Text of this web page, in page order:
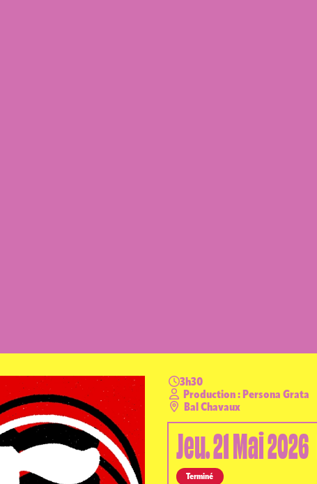
3h30
Production : Persona Grata
Bal Chavaux
Jeu.21Mai2026
Terminé